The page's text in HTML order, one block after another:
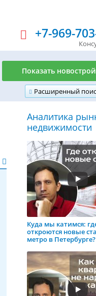
+7-969-
Расширенный
Показать
Аналитика
недвижимости
Куда мы катимся:
откроются новые
метро в Петербурге?